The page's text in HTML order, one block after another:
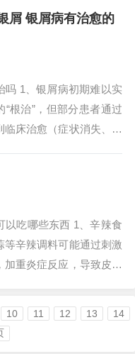
艾洛松、卤米松、氟轻
厚性银屑病。外用药物是
...
屑 银屑病有治愈的
吗 1、银屑病初期难以实
“根治”，但部分患者通过
临床治愈（症状消失、疾
初期病情较轻，病变范
制症状、减少复发并提高
以吃哪些东西 1、辛辣食
等辛辣调料可能通过刺激
加重炎症反应，导致皮损
、灼热感，需严格限制摄
物鱼、虾、蟹等海鲜富
引发过敏反应。过敏原可
10 11 12 13
14